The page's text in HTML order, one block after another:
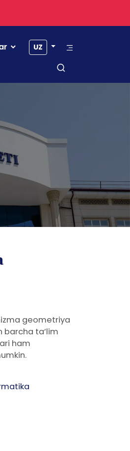
UZ
geometriya
barcha ta’lim
ham